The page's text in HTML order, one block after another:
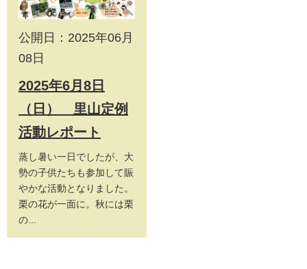
公開日：2025年06月
08日
2025年6月8日
（日） 里山定例
活動レポート
蒸し暑い一日でしたが、大
勢の子供たちも参加して賑
やかな活動となりました。
栗の花が一面に。秋には栗
の...